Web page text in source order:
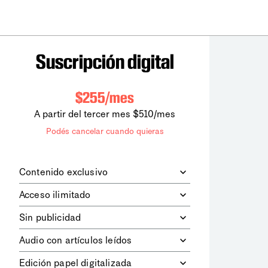
Suscripción digital
$255/mes
A partir del tercer mes $510/mes
Podés cancelar cuando quieras
Contenido exclusivo
digitales dela diaria
los contenidos de Le Monde
diplomatique.
Acceso ilimitado
contenidos.
Sin publicidad
publicitarios.
Audio con artículos leídos
Edición papel digitalizada